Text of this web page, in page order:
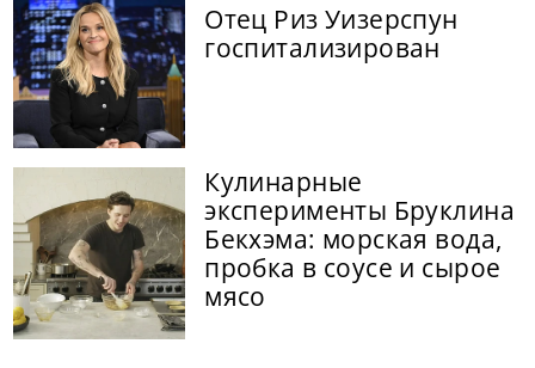
Отец Риз Уизерспун
госпитализирован
Кулинарные
эксперименты Бруклина
Бекхэма: морская вода,
пробка в соусе и сырое
мясо